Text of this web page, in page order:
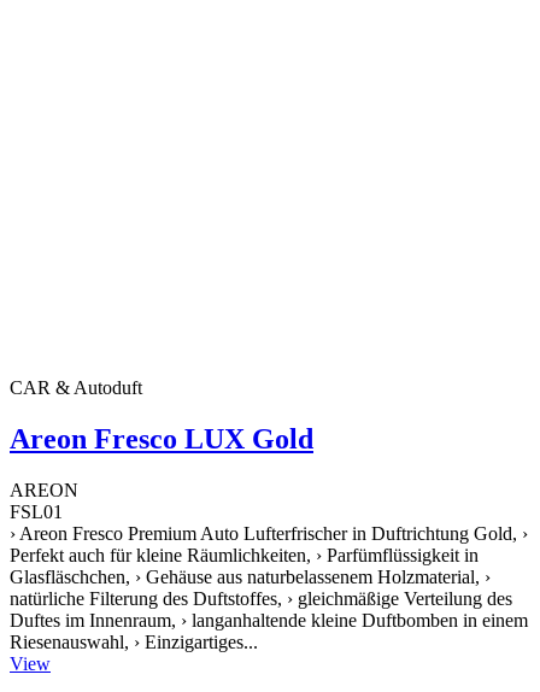
CAR & Autoduft
Areon Fresco LUX Gold
AREON
FSL01
› Areon Fresco Premium Auto Lufterfrischer in Duftrichtung Gold, ›
Perfekt auch für kleine Räumlichkeiten, › Parfümflüssigkeit in
Glasfläschchen, › Gehäuse aus naturbelassenem Holzmaterial, ›
natürliche Filterung des Duftstoffes, › gleichmäßige Verteilung des
Duftes im Innenraum, › langanhaltende kleine Duftbomben in einem
Riesenauswahl, › Einzigartiges...
View